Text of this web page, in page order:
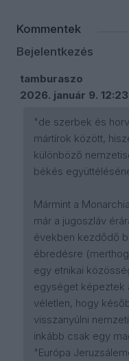
Kommentek
Bejelentkezés
tamburaszo
2026. január 9. 12:23
"de szerbek és
mártírok között,
különböző
békés
Mármint a
már a jugoszláv
években kezdődő
ébredésre
egy etnikai
egységet képeztek
véletlen, hogy
visszanyúlni
inkább csak egy
"Európa